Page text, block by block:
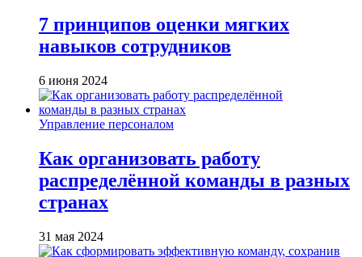
7 принципов оценки мягких
навыков сотрудников
6 июня 2024
Управление персоналом
Как организовать работу
распределённой команды в разных
странах
31 мая 2024